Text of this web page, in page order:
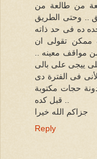
من طالعة من
.. وحتى الطريق
ده فى حد ذاته
ممكن تقولى ان
مواقف معينه ..
فى الفترة دى
حجات مكتوبة
جزاكم الله خيرا
Reply